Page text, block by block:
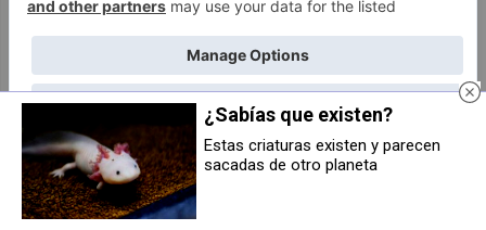
Alumnas del IES Sarriguren BHI y
estudiantes de Andalucía ganan
el torneo nacional de estadística
Avatar en Gran Canaria
El Concejo de Egüés recuerda
¿Sabías que existen?
Estas criaturas existen y parecen
sacadas de otro planeta